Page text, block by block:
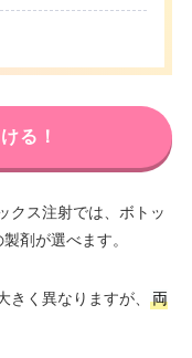
る！
クス注射では、ボトッ
剤が選べます。
く異なりますが、
両